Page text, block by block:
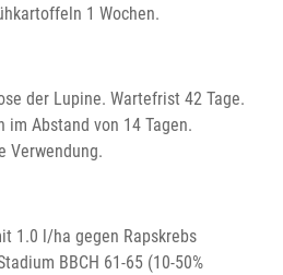
1 Wochen.
der Lupine. Wartefrist 42 Tage.
im Abstand von 14 Tagen.
Verwendung.
1.0 l/ha gegen Rapskrebs
BBCH 61-65 (10-50%